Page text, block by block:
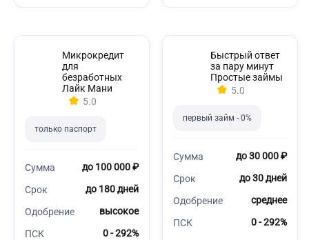
Микрокредит
для
безработных
Лайк Мани
5.0
только паспорт
Сумма до 100 000 ₽
Срок до 180 дней
Одобрение высокое
ПСК 0 - 292%
Быстрый ответ
за пару минут
Простые займы
5.0
первый займ - 0%
Сумма до 30 000 ₽
Срок до 30 дней
Одобрение среднее
ПСК 0 - 292%